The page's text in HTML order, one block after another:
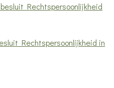
Rechtspersoonlijkheid
Rechtspersoonlijkheid in